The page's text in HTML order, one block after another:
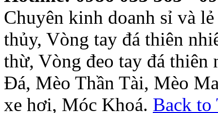
Chuyên kinh doanh sỉ và
thủy, Vòng tay đá thiên
thừ, Vòng đeo tay đá thiên
Đá, Mèo Thần Tài, Mèo
xe hơi, Móc Khoá. Back to